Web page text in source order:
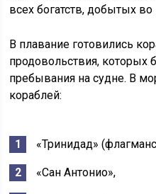
всех богатств, добытых
В плавание готовились
продовольствия, которых
пребывания на судне. В
кораблей:
«Тринидад»
«Сан Антонио»,